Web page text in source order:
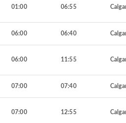
01:00 06:55
06:00 06:40
06:00 11:55
07:00 07:40
07:00 12:55